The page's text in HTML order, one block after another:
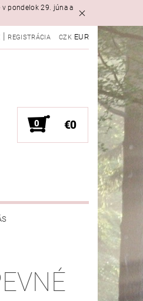
pondelok 29. júna a
CZK EUR
REGISTRÁCIA
0 €0